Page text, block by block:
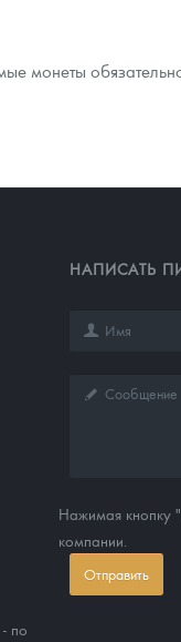
монеты
по
НАПИСАТЬ
Нажимая кнопку
компании.
Отправить